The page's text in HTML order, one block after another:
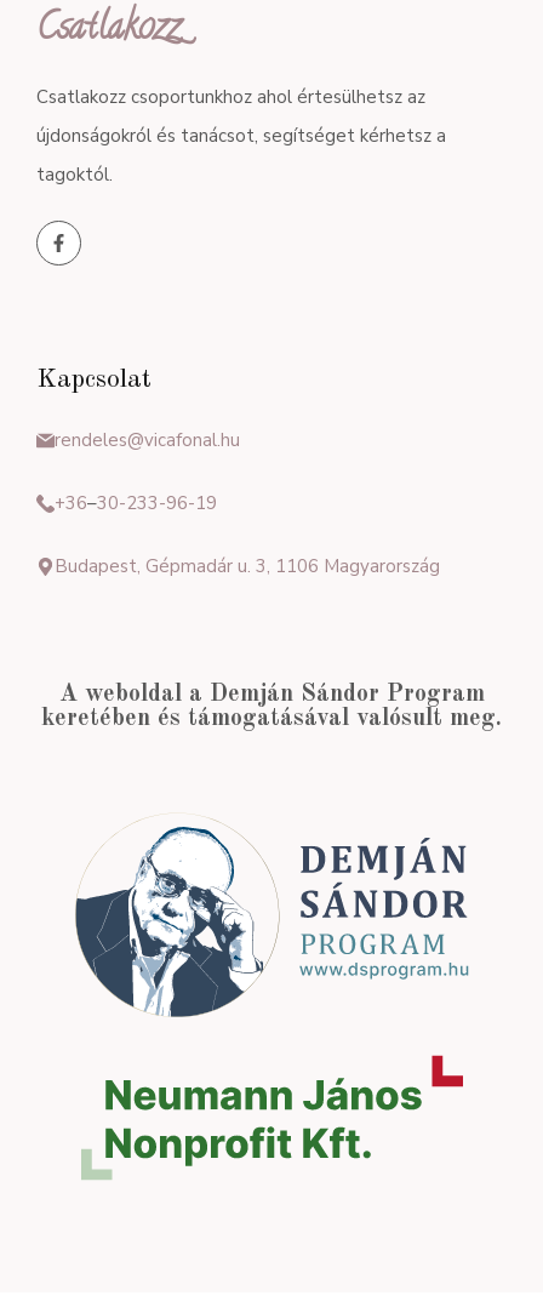
Csatlakozz
Csatlakozz csoportunkhoz ahol értesülhetsz az
újdonságokról és tanácsot, segítséget kérhetsz a
tagoktól.
Kapcsolat
rendeles@vicafonal.hu
+36–30-233-96-19
Budapest, Gépmadár u. 3, 1106 Magyarország
A weboldal a Demján Sándor Program
keretében és támogatásával valósult meg.